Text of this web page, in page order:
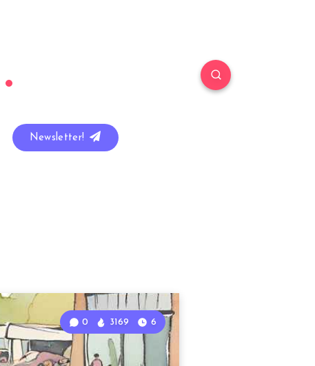
Newsletter!
0 3169 6